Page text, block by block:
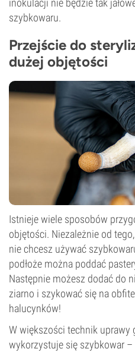
inokulacji nie będzie tak
szybkowaru.
Przejście do
dużej objętości
Istnieje wiele sposobów
objętości. Niezależnie od
nie chcesz używać
podłoże można poddać
Następnie możesz dodać do
ziarno i szykować się na
halucynków!
W większości technik uprawy
wykorzystuje się szybkowar